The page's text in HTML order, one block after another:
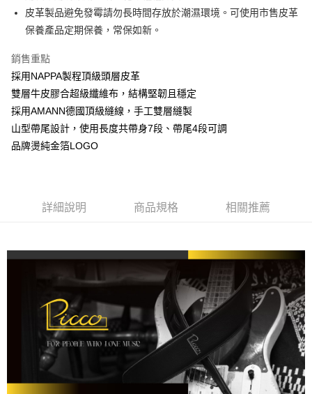
玉山商業銀行
星展（台灣）商業銀行
台灣樂天信用卡公司
元大商業銀行
永豐商業銀行
玉山商業銀行
台灣樂天信用卡公司
聯邦商業銀行
遠東國際商業銀行
元大商業銀行
台新國際商業銀行
台灣樂天信用卡公司
街口支付
悠遊付
Google Pay
全盈+PAY
AFTEE先享後付
相關說明
【關於「AFTEE先享後付」】
３．安心：先確認商品／服務後，再付款。
１．於結帳方式選擇「AFTEE先享後付」後，將跳轉至「AFTEE先享後付」
結帳頁面，進行簡訊認證並確認金額後，即可完成結帳。
２．訂單成立數日內，您將收到繳費通知簡訊。
３．收到繳費通知簡訊後14天內，點擊此簡訊中的連結，可透過四大超商／
ATM／網路銀行／等多元方式進行付款，方視為交易完成。
※ 請注意：結帳手續完成當下不需立刻繳費，但若您需要取消訂單，請聯絡
購買商品的店家。未經商家同意取消之訂單仍視為有效，需透過AFTEE先享
後付繳納相關費用。
※ 交易是否成功請以「AFTEE先享後付 」之結帳頁面顯示為準，若有關於
是否繳費成功／繳費後需取消欲退款等相關疑問，請聯繫「AFTEE先享後付
客戶支援中心」
https://netprotections.freshdesk.com/support/home
全家取貨付款
付款後全家取貨
每筆NT$60，滿NT$899(含以上)免運費
7-11取貨付款
每筆NT$60，滿NT$899(含以上)免運費
付款後7-11取貨
每筆NT$60，滿NT$899(含以上)免運費
皮革製品避免發霉請勿長時間存放於潮濕環境。可使用市售皮革
保養產品定期保養，常保如新。
銷售重點
採用NAPPA製程頂級頭層皮革
雙層牛皮膠合超級纖維布，結構堅韌且穩定
採用AMANN德國頂級縫線，手工雙層縫製
山型帶尾設計，使用長度共帶身7段、帶尾4段可調
品牌燙純金箔LOGO
詳細說明 商品規格 相關推薦